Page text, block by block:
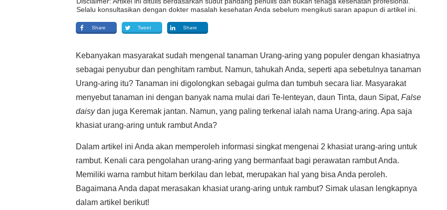
Selalu konsultasikan dengan dokter masalah kesehatan Anda sebelum mengikuti saran apapun di artikel ini.
Share Tweet Share
Kebanyakan masyarakat sudah mengenal tanaman Urang-aring yang populer dengan khasiatnya
sebagai penyubur dan penghitam rambut. Namun, tahukah Anda, seperti apa sebetulnya tanaman
Urang-aring itu? Tanaman ini digolongkan sebagai gulma dan tumbuh secara liar. Masyarakat
menyebut tanaman ini dengan banyak nama mulai dari Te-lenteyan, daun Tinta, daun Sipat, False
daisydan juga Keremak jantan. Namun, yang paling terkenal ialah nama Urang-aring. Apa saja
khasiat urang-aring untuk rambut Anda?
Dalam artikel ini Anda akan memperoleh informasi singkat mengenai 2 khasiat urang-aring untuk
rambut. Kenali cara pengolahan urang-aring yang bermanfaat bagi perawatan rambut Anda.
Memiliki warna rambut hitam berkilau dan lebat, merupakan hal yang bisa Anda peroleh.
Bagaimana Anda dapat merasakan khasiat urang-aring untuk rambut? Simak ulasan lengkapnya
dalam artikel berikut!